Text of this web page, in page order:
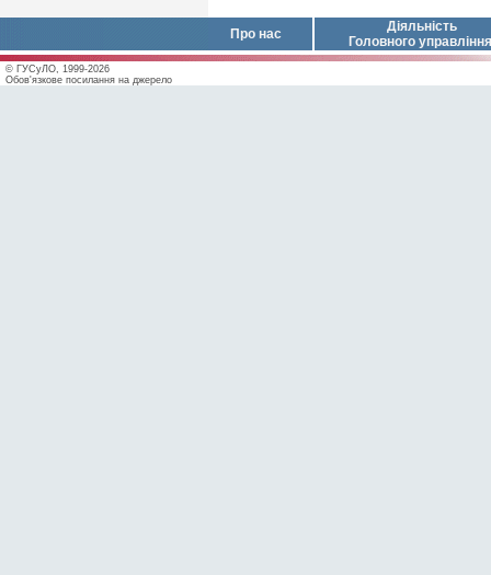
Про нас
Діяльність
Головного управління
© ГУСуЛО, 1999-2026
Обов'язкове посилання на джерело